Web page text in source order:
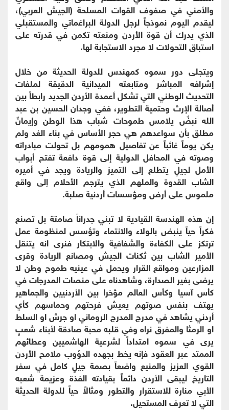
والأمني في صفوف القوات المسلحة (الجيش العربي)،
ليقدم اليوم نموذجاً لرجل الدولة البراغماتي والمستقبلي
الذي يدرك أن قوة الأردن ومنعته تكمن في قدرته على
استباق التحولات لا مجرد الاستجابة لها.
ويتجلى دور سموه كمهندس للدولة الحديثة من خلال
إشرافه المباشر ومتابعته الميدانية الدقيقة لملفات
التحديث الوطني التي تشكل أعمدة الأردن الجديد رابطاً بين
أصالة الإرث وحتمية التطوير، ففي وجدان الحسين بن عبد
الله نبضٌ يلامس طموحات شباب هذا الوطن وإيمانٌ
مطلق بأن سواعدهم هي حجر الأساس في بناء الغد ولم
يكن يوماً غائباً عن تفاصيل همومهم بل تحولت مبادراته
وصوته في المحافل الدولية إلى قوة دافعة تفتح أبواب
الأمل لجيلٍ يتطلع إلى التميز والريادة ويجد في أميره
الشاب القدوة والملهم الذي يترجم الأحلام إلى واقع
ملموس على أرض ومؤسسات أردنية صلبة.
إن هذه الهندسة القيادية لا تبني جدراناً صامتة بل تصنع
فكراً حياً ينبض بالولاء والانتماء وتؤسس لمنظومة عمل
ترتكز على الكفاءة والشفافية والابتكار فنرى انه يتنقل
الأمير الشاب بين ثكنات الجيش ومصانع الريادة وقرى
المزارعين ومواقع القرار ويحمل في عينيه طموح وطن لا
يرضى بغير الصدارة، وشاهدناه على منصات المدرجات في
كأس آسيا وكأس العالم مؤخرا بين الأردنيين والجماهير
يهتف بنفس صوتهم يعيش فرحتهم وحماسهم كأي
أردني يشاهد في مدرج المدرج الروماني او جرش او السلط
او الرمثا والمفرق نراه وفي قلبه محبة صادقة لأبناء شعبٍ
يرى في سموه امتداداً لشرعية الهاشميين وعطائهم
الممتد عبر العقود فإنه يخط بجهده الدؤوب ملامح الأردن
القوي العزيز والمنيع واضعاً بصمة جيلٍ كامل في سفر
التاريخ ليبقى الأردن دائماً بقيادته الفذة وعزيمة شعبه
الأبي منارة للاستقرار والتطور ومثالاً حياً للدولة الحديثة
التي لا تعرف المستحيل.